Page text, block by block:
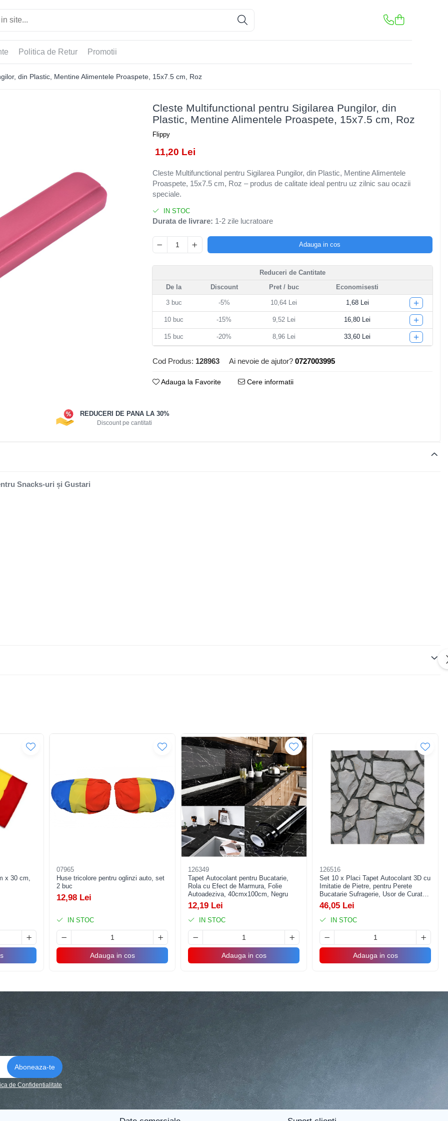
Politica de Retur Promotii
din Plastic, Mentine Alimentele Proaspete, 15x7.5 cm, Roz
Cleste Multifunctional pentru Sigilarea Pungilor, din
Plastic, Mentine Alimentele Proaspete, 15x7.5 cm, Roz
Flippy
11,20 Lei
Cleste Multifunctional pentru Sigilarea Pungilor, din Plastic, Mentine Alimentele
Proaspete, 15x7.5 cm, Roz – produs de calitate ideal pentru uz zilnic sau ocazii
speciale.
IN STOC
Durata de livrare: 1-2 zile lucratoare
Adauga in cos
Reduceri de Cantitate
De la
Discount Pret / buc Economisesti
3buc -5% 10,64 Lei 1,68 Lei +
10 buc -15% 9,52 Lei 16,80 Lei +
15 buc -20% 8,96 Lei 33,60 Lei +
Cod Produs: 128963 Ai nevoie de ajutor? 0727003995
Adauga la Favorite Cere informatii
REDUCERI DE PANA LA 30%
Discount pe cantitati
Snacks-uri și Gustari
x 30 cm,
07965
Huse tricolore pentru oglinzi auto, set
2 buc
12,98 Lei
IN STOC
Adauga in cos
126349
Tapet Autocolant pentru Bucatarie,
Rola cu Efect de Marmura, Folie
Autoadeziva, 40cmx100cm, Negru
12,19 Lei
IN STOC
Adauga in cos
126516
Set 10 x Placi Tapet Autocolant 3D cu
Imitatie de Pietre, pentru Perete
Bucatarie Sufragerie, Usor de Curatat,
Rezistent la Apa, Autoadeziv, 30x30
cm, Gri
46,05 Lei
IN STOC
Adauga in cos
de Confidentialitate